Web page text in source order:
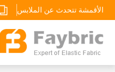
الأقمشة تتحدث عن الملابس